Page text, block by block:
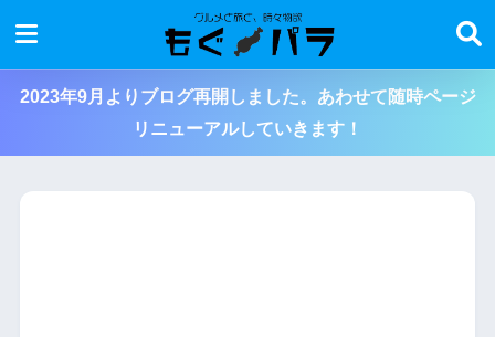
2023年9月よりブログ再開しました。あわせて随時ページ
リニューアルしていきます！